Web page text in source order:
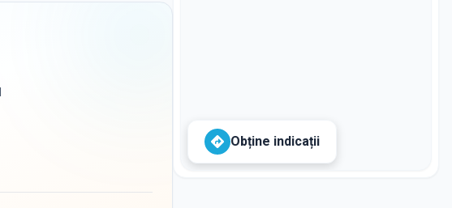
Obține indicații